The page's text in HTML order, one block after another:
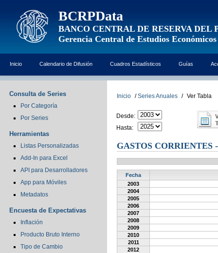
BCRPData
BANCO CENTRAL DE RESERVA DEL
Gerencia Central de Estudios Económicos
Inicio Calendario de Difusión Cuadros Estadísticos Guías
Consulta de Series
Por Categoría
Por Series
Herramientas
Listas Personalizadas
Add-In para Excel
API para Desarrolladores
App para Móviles
Metadatos
Encuesta de Expectativas
Inflación
Producto Bruto Interno
Tipo de Cambio
Inicio / Series Anuales / Ver Tabla
Desde:
Hasta:
GASTOS CORRIENTES
Fecha
2003
2004
2005
2006
2007
2008
2009
2010
2011
2012